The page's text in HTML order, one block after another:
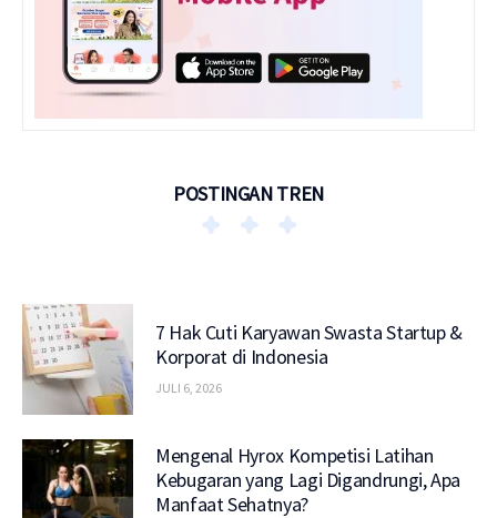
POSTINGAN TREN
7 Hak Cuti Karyawan Swasta Startup &
Korporat di Indonesia
JULI 6, 2026
Mengenal Hyrox Kompetisi Latihan
Kebugaran yang Lagi Digandrungi, Apa
Manfaat Sehatnya?